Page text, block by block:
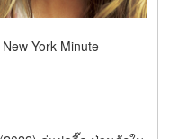
York Minute